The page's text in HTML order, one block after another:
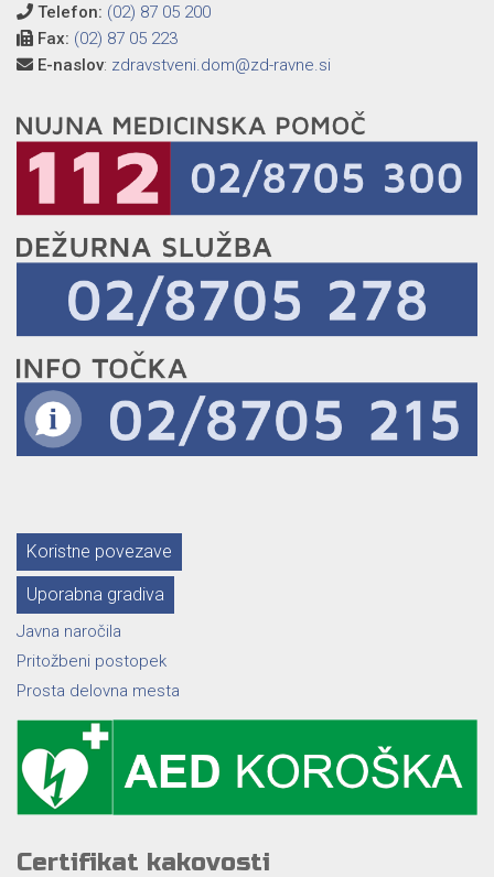
Telefon: (02) 87 05 200
Fax: (02) 87 05 223
E-naslov: zdravstveni.dom@zd-ravne.si
Koristne povezave
Uporabna gradiva
Javna naročila
Pritožbeni postopek
Prosta delovna mesta
Certifikat kakovosti